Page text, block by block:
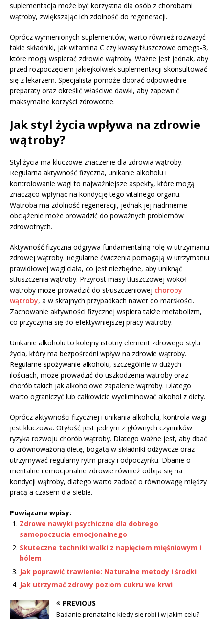
suplementacja może być korzystna dla osób z chorobami
wątroby, zwiększając ich zdolność do regeneracji.
Oprócz wymienionych suplementów, warto również rozważyć
takie składniki, jak witamina C czy kwasy tłuszczowe omega-3,
które mogą wspierać zdrowie wątroby. Ważne jest jednak, aby
przed rozpoczęciem jakiejkolwiek suplementacji skonsultować
się z lekarzem. Specjalista pomoże dobrać odpowiednie
preparaty oraz określić właściwe dawki, aby zapewnić
maksymalne korzyści zdrowotne.
Jak styl życia wpływa na zdrowie
wątroby?
Styl życia ma kluczowe znaczenie dla zdrowia wątroby.
Regularna aktywność fizyczna, unikanie alkoholu i
kontrolowanie wagi to najważniejsze aspekty, które mogą
znacząco wpłynąć na kondycję tego vitalnego organu.
Wątroba ma zdolność regeneracji, jednak jej nadmierne
obciążenie może prowadzić do poważnych problemów
zdrowotnych.
Aktywność fizyczna odgrywa fundamentalną rolę w utrzymaniu
zdrowej wątroby. Regularne ćwiczenia pomagają w utrzymaniu
prawidłowej wagi ciała, co jest niezbędne, aby uniknąć
stłuszczenia wątroby. Przyrost masy tłuszczowej wokół
wątroby może prowadzić do stłuszczeniowej choroby
wątroby, a w skrajnych przypadkach nawet do marskości.
Zachowanie aktywności fizycznej wspiera także metabolizm,
co przyczynia się do efektywniejszej pracy wątroby.
Unikanie alkoholu to kolejny istotny element zdrowego stylu
życia, który ma bezpośredni wpływ na zdrowie wątroby.
Regularne spożywanie alkoholu, szczególnie w dużych
ilościach, może prowadzić do uszkodzenia wątroby oraz
chorób takich jak alkoholowe zapalenie wątroby. Dlatego
warto ograniczyć lub całkowicie wyeliminować alkohol z diety.
Oprócz aktywności fizycznej i unikania alkoholu, kontrola wagi
jest kluczowa. Otyłość jest jednym z głównych czynników
ryzyka rozwoju chorób wątroby. Dlatego ważne jest, aby dbać
o zrównoważoną dietę, bogatą w składniki odżywcze oraz
utrzymywać regularny rytm pracy i odpoczynku. Dbanie o
mentalne i emocjonalne zdrowie również odbija się na
kondycji wątroby, dlatego warto zadbać o równowagę między
pracą a czasem dla siebie.
Powiązane wpisy:
Zdrowe nawyki psychiczne dla dobrego
samopoczucia emocjonalnego
Skuteczne techniki walki z napięciem mięśniowym i
bólem
Jak poprawić trawienie: Naturalne metody i środki
Jak utrzymać zdrowy poziom cukru we krwi
PREVIOUS
Badanie prenatalne kiedy się robi i w jakim celu?